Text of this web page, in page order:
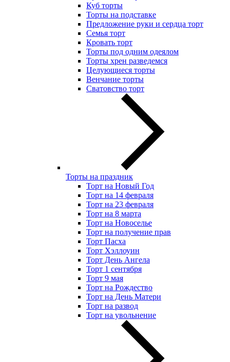
Куб торты
Торты на подставке
Предложение руки и сердца торт
Семья торт
Кровать торт
Торты под одним одеялом
Торты хрен разведемся
Целующиеся торты
Венчание торты
Сватовство торт
Торты на праздник
Торт на Новый Год
Торт на 14 февраля
Торт на 23 февраля
Торт на 8 марта
Торт на Новоселье
Торт на получение прав
Торт Пасха
Торт Хэллоуин
Торт День Ангела
Торт 1 сентября
Торт 9 мая
Торт на Рождество
Торт на День Матери
Торт на развод
Торт на увольнение